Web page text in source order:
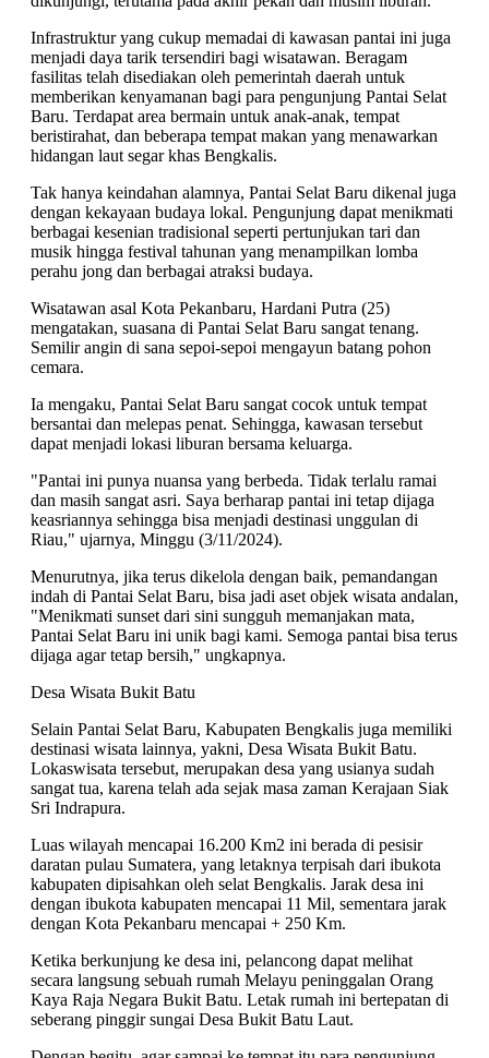
Infrastruktur yang cukup memadai di kawasan pantai ini juga
menjadi daya tarik tersendiri bagi wisatawan. Beragam
fasilitas telah disediakan oleh pemerintah daerah untuk
memberikan kenyamanan bagi para pengunjung Pantai Selat
Baru. Terdapat area bermain untuk anak-anak, tempat
beristirahat, dan beberapa tempat makan yang menawarkan
hidangan laut segar khas Bengkalis.
Tak hanya keindahan alamnya, Pantai Selat Baru dikenal juga
dengan kekayaan budaya lokal. Pengunjung dapat menikmati
berbagai kesenian tradisional seperti pertunjukan tari dan
musik hingga festival tahunan yang menampilkan lomba
perahu jong dan berbagai atraksi budaya.
Wisatawan asal Kota Pekanbaru, Hardani Putra (25)
mengatakan, suasana di Pantai Selat Baru sangat tenang.
Semilir angin di sana sepoi-sepoi mengayun batang pohon
cemara.
Ia mengaku, Pantai Selat Baru sangat cocok untuk tempat
bersantai dan melepas penat. Sehingga, kawasan tersebut
dapat menjadi lokasi liburan bersama keluarga.
"Pantai ini punya nuansa yang berbeda. Tidak terlalu ramai
dan masih sangat asri. Saya berharap pantai ini tetap dijaga
keasriannya sehingga bisa menjadi destinasi unggulan di
Riau," ujarnya, Minggu (3/11/2024).
Menurutnya, jika terus dikelola dengan baik, pemandangan
indah di Pantai Selat Baru, bisa jadi aset objek wisata andalan,
"Menikmati sunset dari sini sungguh memanjakan mata,
Pantai Selat Baru ini unik bagi kami. Semoga pantai bisa terus
dijaga agar tetap bersih," ungkapnya.
Desa Wisata Bukit Batu
Selain Pantai Selat Baru, Kabupaten Bengkalis juga memiliki
destinasi wisata lainnya, yakni, Desa Wisata Bukit Batu.
Lokaswisata tersebut, merupakan desa yang usianya sudah
sangat tua, karena telah ada sejak masa zaman Kerajaan Siak
Sri Indrapura.
Luas wilayah mencapai 16.200 Km2 ini berada di pesisir
daratan pulau Sumatera, yang letaknya terpisah dari ibukota
kabupaten dipisahkan oleh selat Bengkalis. Jarak desa ini
dengan ibukota kabupaten mencapai 11 Mil, sementara jarak
dengan Kota Pekanbaru mencapai + 250 Km.
Ketika berkunjung ke desa ini, pelancong dapat melihat
secara langsung sebuah rumah Melayu peninggalan Orang
Kaya Raja Negara Bukit Batu. Letak rumah ini bertepatan di
seberang pinggir sungai Desa Bukit Batu Laut.